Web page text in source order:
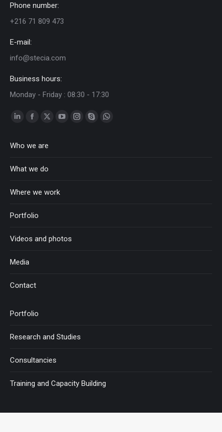
Phone number:
+216 71 809 473
E-mail:
info@stecia.com
Business hours:
Monday - Friday : 08:30 - 17:30
Linkedin
opens
new
Facebook
opens
new
Twitter
opens
new
YouTube
Instagram
SkypeWhatsapp
Who we are
What we do
Where we work
Portfolio
Videos and photos
Media
Contact
Portfolio
Research and Studies
Consultancies
Training and Capacity Building